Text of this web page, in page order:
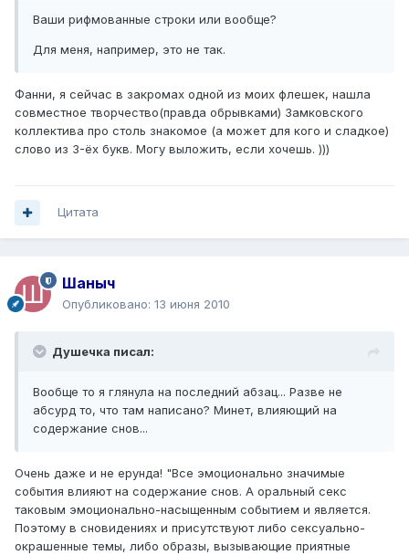
Ваши рифмованные строки или вообще?
Для меня, например, это не так.
Фанни, я сейчас в закромах одной из моих флешек, нашла
совместное творчество(правда обрывками) Замковского
коллектива про столь знакомое (а может для кого и сладкое)
слово из 3-ёх букв. Могу выложить, если хочешь. )))
Цитата
Шаныч
Опубликовано: 13 июня 2010
Душечка писал:
Вообще то я глянула на последний абзац... Разве не
абсурд то, что там написано? Минет, влияющий на
содержание снов...
Очень даже и не ерунда! "Все эмоционально значимые
события влияют на содержание снов. А оральный секс
таковым эмоционально-насыщенным событием и является.
Поэтому в сновидениях и присутствуют либо сексуально-
окрашенные темы, либо образы, вызывающие приятные